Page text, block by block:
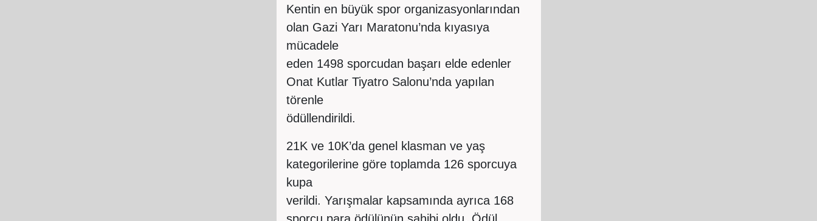
Kentin en büyük spor organizasyonlarından
olan Gazi Yarı Maratonu’nda kıyasıya
mücadele
eden 1498 sporcudan başarı elde edenler
Onat Kutlar Tiyatro Salonu’nda yapılan
törenle
ödüllendirildi.
21K ve 10K’da genel klasman ve yaş
kategorilerine göre toplamda 126 sporcuya
kupa
verildi. Yarışmalar kapsamında ayrıca 168